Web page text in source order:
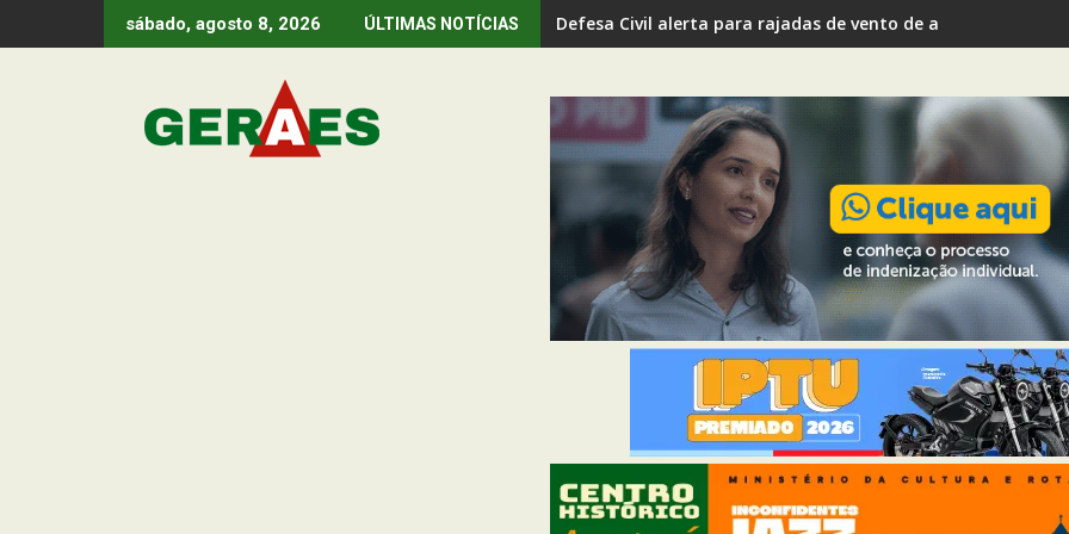
to
sábado, agosto 8, 2026 ÚLTIMAS NOTÍCIAS Defesa Civil alerta para rajadas de vento de até 80 km/h em
Agenda cultural e esportiva de Mariana: confira os eventos